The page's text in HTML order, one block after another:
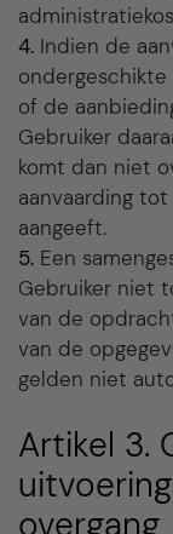
4. Indien de
of de
Gebruiker
komt dan niet
aanvaarding
aangeeft.
5. Een
Gebruiker niet
van de
van de
gelden niet
Artikel 3.